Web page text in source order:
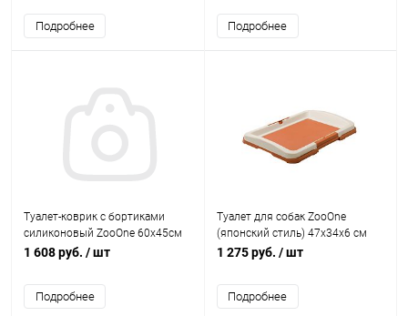
Подробнее Подробнее
Туалет-коврик с бортиками
силиконовый ZooOne 60х45см
(БЕЖЕВЫЙ) под пелёнку
1 608 руб. / шт
Подробнее
Туалет для собак ZooOne
(японский стиль) 47х34х6 см
малый (коричневый)
1 275 руб. / шт
Подробнее